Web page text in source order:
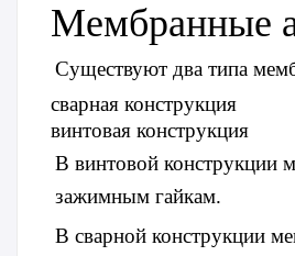
Мембранные
Существуют два типа
сварная конструкция
винтовая конструкция
В винтовой конструкции
зажимным гайкам.
В сварной конструкции